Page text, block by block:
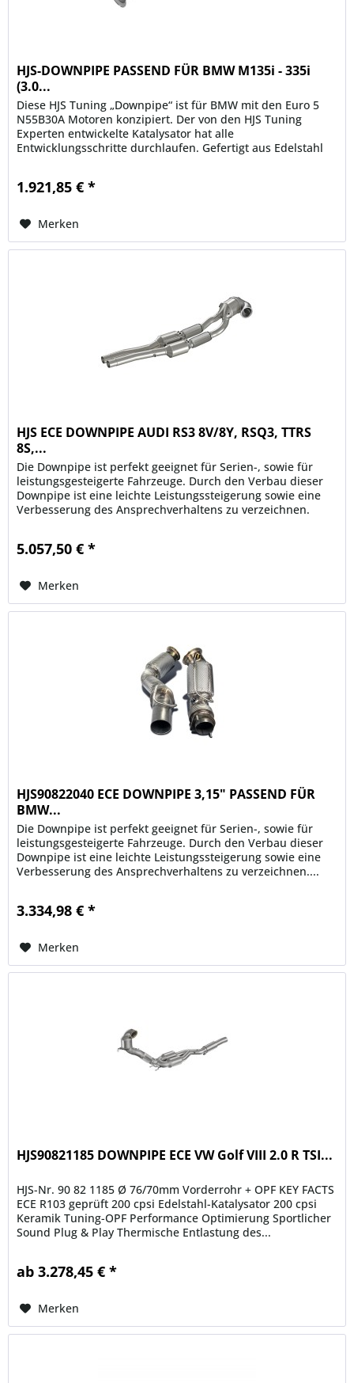
HJS-DOWNPIPE PASSEND FÜR BMW M135i - 335i
(3.0...
Diese HJS Tuning „Downpipe“ ist für BMW mit den Euro 5
N55B30A Motoren konzipiert. Der von den HJS Tuning
Experten entwickelte Katalysator hat alle
Entwicklungsschritte durchlaufen. Gefertigt aus Edelstahl
1.921,85 € *
Merken
HJS ECE DOWNPIPE AUDI RS3 8V/8Y, RSQ3, TTRS
8S,...
Die Downpipe ist perfekt geeignet für Serien-, sowie für
leistungsgesteigerte Fahrzeuge. Durch den Verbau dieser
Downpipe ist eine leichte Leistungssteigerung sowie eine
Verbesserung des Ansprechverhaltens zu verzeichnen.
5.057,50 € *
Merken
HJS90822040 ECE DOWNPIPE 3,15" PASSEND FÜR
BMW...
Die Downpipe ist perfekt geeignet für Serien-, sowie für
leistungsgesteigerte Fahrzeuge. Durch den Verbau dieser
Downpipe ist eine leichte Leistungssteigerung sowie eine
Verbesserung des Ansprechverhaltens zu verzeichnen....
3.334,98 € *
Merken
HJS90821185 DOWNPIPE ECE VW Golf VIII 2.0 R TSI...
HJS-Nr. 90 82 1185 Ø 76/70mm Vorderrohr + OPF KEY FACTS
ECE R103 geprüft 200 cpsi Edelstahl-Katalysator 200 cpsi
Keramik Tuning-OPF Performance Optimierung Sportlicher
Sound Plug & Play Thermische Entlastung des...
ab 3.278,45 € *
Merken